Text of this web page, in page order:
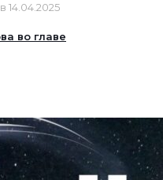
в 14.04.2025
во главе